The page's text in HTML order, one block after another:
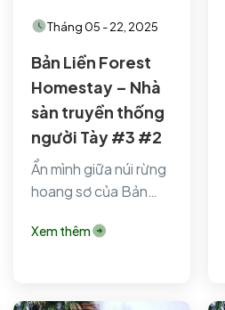
Tháng 05 - 22, 2025
Bản Liền Forest
Homestay – Nhà
sàn truyền thống
người Tày #3 #2
Ẩn mình giữa núi rừng
hoang sơ của Bản
Cai), Bản…
Xem thêm